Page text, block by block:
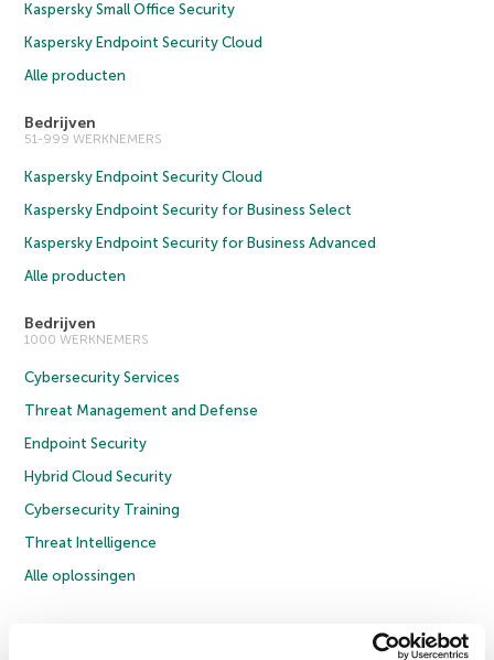
Kaspersky Small Office Security
Kaspersky Endpoint Security Cloud
Alle producten
Bedrijven
51-999 WERKNEMERS
Kaspersky Endpoint Security Cloud
Kaspersky Endpoint Security for Business Select
Kaspersky Endpoint Security for Business Advanced
Alle producten
Bedrijven
1000 WERKNEMERS
Cybersecurity Services
Threat Management and Defense
Endpoint Security
Hybrid Cloud Security
Cybersecurity Training
Threat Intelligence
Alle oplossingen
Privacybeleid